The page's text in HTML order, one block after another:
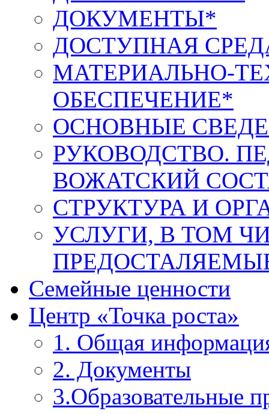
ДОКУМЕНТЫ*
ДОСТУПНАЯ
МАТЕРИАЛЬНО-
ОБЕСПЕЧЕНИЕ*
ОСНОВНЫЕ
РУКОВОДСТВО.
ВОЖАТСКИЙ
СТРУКТУРА И
УСЛУГИ, В ТОМ
Семейные ценности
Центр «Точка роста»
1. Общая
2. Документы
3.Образовательные